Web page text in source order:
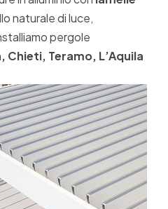
naturale di luce,
pergole
Chieti, Teramo, L’Aquila